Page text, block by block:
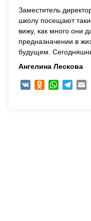
Заместитель
школу посещают
вижу, как много они
предназначении в
будущем.
Ангелина Лескова
VK Odnoklassniki
WhatsApp